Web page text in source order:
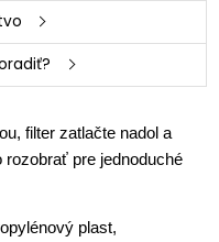
filter zatlačte nadol a
rozobrať pre jednoduché
plast,